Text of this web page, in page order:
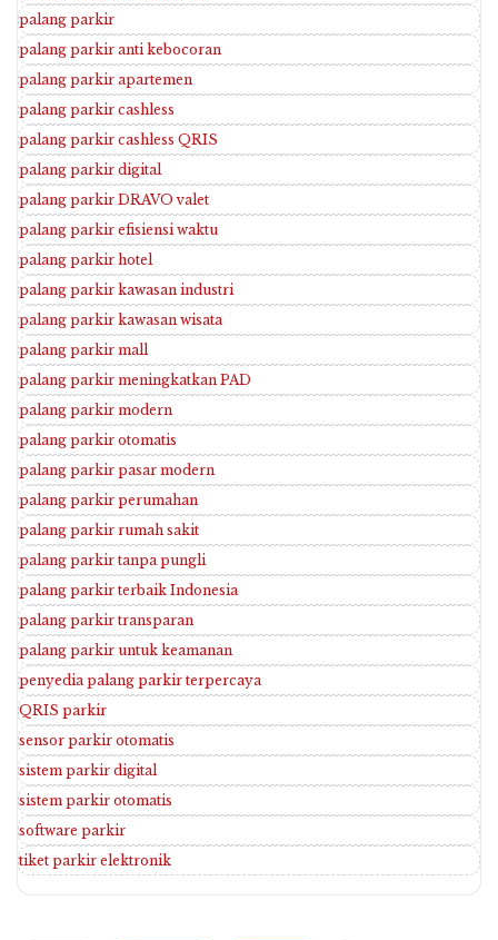
palang parkir
palang parkir anti kebocoran
palang parkir apartemen
palang parkir cashless
palang parkir cashless QRIS
palang parkir digital
palang parkir DRAVO valet
palang parkir efisiensi waktu
palang parkir hotel
palang parkir kawasan industri
palang parkir kawasan wisata
palang parkir mall
palang parkir meningkatkan PAD
palang parkir modern
palang parkir otomatis
palang parkir pasar modern
palang parkir perumahan
palang parkir rumah sakit
palang parkir tanpa pungli
palang parkir terbaik Indonesia
palang parkir transparan
palang parkir untuk keamanan
penyedia palang parkir terpercaya
QRIS parkir
sensor parkir otomatis
sistem parkir digital
sistem parkir otomatis
software parkir
tiket parkir elektronik